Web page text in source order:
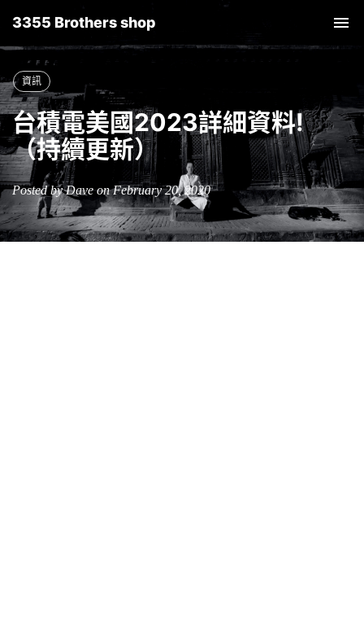
3355 Brothers shop
資訊
台積電美國2023詳細資料!
（持續更新）
Posted by Dave on February 20, 2020